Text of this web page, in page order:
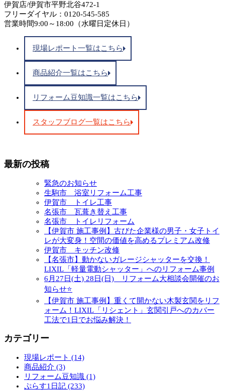
伊賀店/伊賀市平野北谷472-1
フリーダイヤル：0120-545-585
営業時間9:00～18:00（水曜日定休日）
現場レポート一覧はこちら
商品紹介一覧はこちら
リフォーム豆知識一覧はこちら
スタッフブログ一覧はこちら
最新の投稿
緊急のお知らせ
生駒市 浴室リフォーム工事
伊賀市 トイレ工事
名張市 瓦葺き替え工事
名張市 トイレリフォーム
【伊賀市 施工事例】古びた企業様の男子・女子トイ
レが大変身！空間の価値を高めるプレミアム改修
伊賀市 キッチン改修
【名張市】動かないガレージシャッターを交換！
LIXIL「軽量電動シャッター」へのリフォーム事例
6月27日(土) 28日(日) リフォーム大相談会開催のお
知らせ⭐
【伊賀市 施工事例】重くて開かない木製玄関をリフ
ォーム！LIXIL「リシェント」玄関引戸へのカバー
工法で1日でお悩み解決！
カテゴリー
現場レポート (14)
商品紹介 (3)
リフォーム豆知識 (1)
ぷらす1日記 (233)